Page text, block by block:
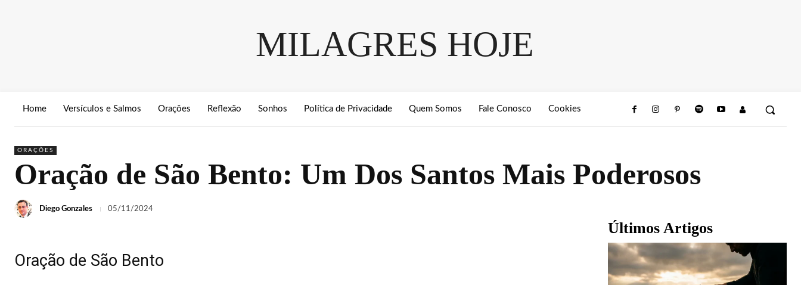
MILAGRES HOJE
Home Versículos e Salmos Orações Reflexão Sonhos Política de Privacidade Quem Somos Fale Conosco Cookies
ORAÇÕES
Oração de São Bento: Um Dos Santos Mais Poderosos
Diego Gonzales 05/11/2024
Oração de São Bento
Últimos Artigos